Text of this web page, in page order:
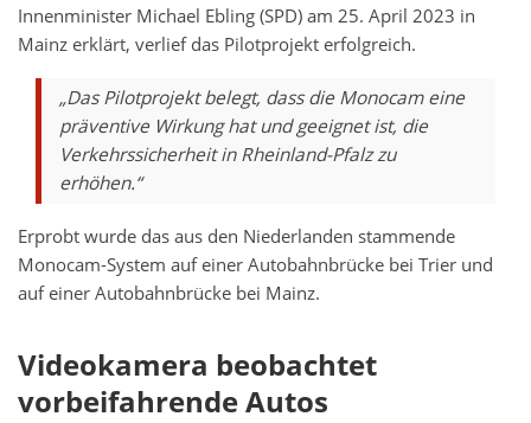
Innenminister Michael Ebling (SPD) am 25. April 2023 in
Mainz erklärt, verlief das Pilotprojekt erfolgreich.
„Das Pilotprojekt belegt, dass die Monocam eine
präventive Wirkung hat und geeignet ist, die
Verkehrssicherheit in Rheinland-Pfalz zu
erhöhen.“
Erprobt wurde das aus den Niederlanden stammende
Monocam-System auf einer Autobahnbrücke bei Trier und
auf einer Autobahnbrücke bei Mainz.
Videokamera beobachtet
vorbeifahrende Autos